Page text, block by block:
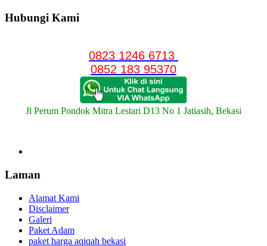
Hubungi Kami
0823 1246 6713
0852 183 95370
Jl Perum Pondok Mitra Lestari D13 No 1 Jatiasih, Bekasi
Laman
Alamat Kami
Disclaimer
Galeri
Paket Adam
paket harga aqiqah bekasi